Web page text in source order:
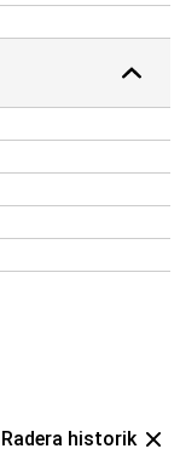
Radera historik